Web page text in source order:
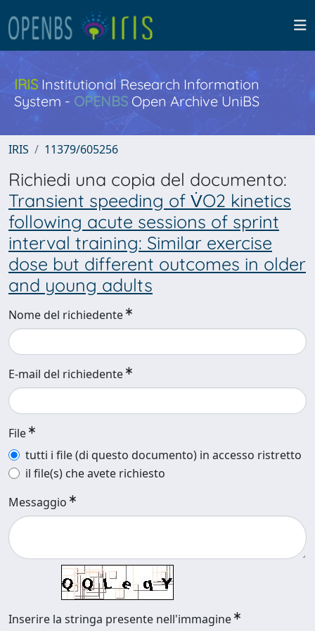
IRISInstitutional Research Information
System - OPENBS Open Archive UniBS
IRIS 11379/605256
Richiedi una copia del documento:
Transient speeding of V̇O2 kinetics
following acute sessions of sprint
interval training: Similar exercise
dose but different outcomes in older
and young adults
Nome del richiedente
E-mail del richiedente
File
tutti i file (di questo documento) in accesso ristretto
il file(s) che avete richiesto
Messaggio
Inserire la stringa presente nell'immagine